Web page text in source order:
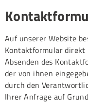
Auf unserer Website
Kontaktformular
Absenden des
der von ihnen
durch den
Ihrer Anfrage auf